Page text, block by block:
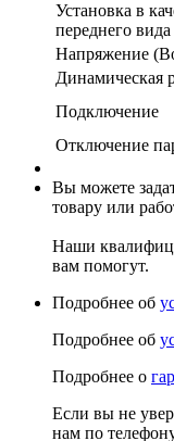
Установка в
переднего вида
Напряжение
Динамическая
Подключение
Отключение
Вы можете
товару или
Наши
вам помогут.
Подробнее об
Подробнее об
Подробнее о
Если вы не
нам по